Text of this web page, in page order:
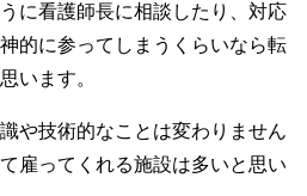
に看護師長に相談したり、対応
的に参ってしまうくらいなら転
います。
や技術的なことは変わりません
雇ってくれる施設は多いと思い